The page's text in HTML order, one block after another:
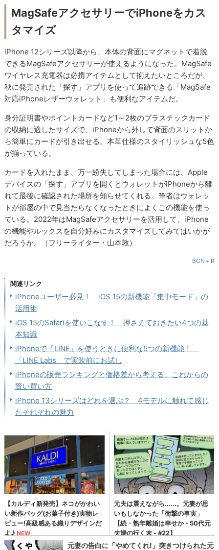
MagSafeアクセサリーでiPhoneをカス
タマイズ
iPhone 12シリーズ以降から、本体の背面にマグネットで着脱
できるMagSafeアクセサリーが使えるようになった。MagSafe
ワイヤレス充電器は必携アイテムとして揃えたいところだが、
秋に発売された「探す」アプリを使って追跡できる「MagSafe
対応iPhoneレザーウォレット」も便利なアイテムだ。
身分証明書やポイントカードなど1～2枚のプラスチックカード
の収納に適したサイズで、iPhoneから外して背面のスリットか
ら簡単にカードが引き出せる。本革仕様のスタイリッシュな5色
が揃っている。
カードを入れたまま、万一紛失してしまった場合には、Apple
デバイスの「探す」アプリを開くとウォレットがiPhoneから離
れて最後に確認された場所を知らせてくれる。筆者はウォレッ
トが部屋の中で見当たらなくなったときによくこの機能を使っ
ている。2022年はMagSafeアクセサリーを活用して、iPhone
の機能やルックスを自分好みにカスタマイズしてみてはいかが
だろうか。（フリーライター・山本敦）
BCN＋R
関連リンク
iPhoneユーザー必見！ iOS 15の新機能「集中モード」の
活用術
iOS 15のSafariを使いこなす！ 押さえておきたい4つの基
本知識
iPhoneで「LINE」を使うときに便利な5つの新機能！
「LINE Labs」で実装前にお試し
iPhoneの販売ランキングと価格差から考える、これからの
賢い買い方
iPhone 13シリーズはどれを選ぶ？ 4モデルに触れて感じ
たそれぞれの魅力